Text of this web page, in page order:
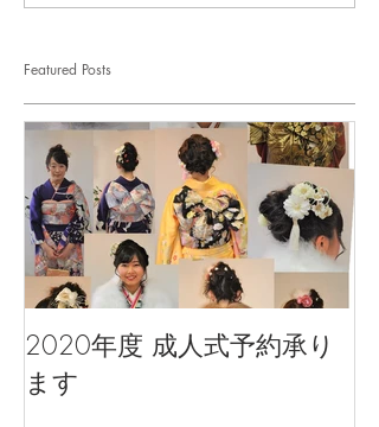
Featured Posts
2020年度 成人式予約承り
ます